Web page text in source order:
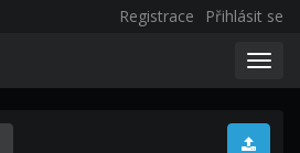
Registrace Přihlásit se